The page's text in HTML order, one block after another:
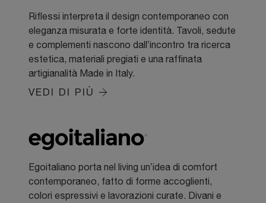
Riflessi interpreta il design contemporaneo con
eleganza misurata e forte identità. Tavoli, sedute
e complementi nascono dall’incontro tra ricerca
estetica, materiali pregiati e una raffinata
artigianalità Made in Italy.
VEDI DI PIÙ
Egoitaliano porta nel living un’idea di comfort
contemporaneo, fatto di forme accoglienti,
colori espressivi e lavorazioni curate. Divani e